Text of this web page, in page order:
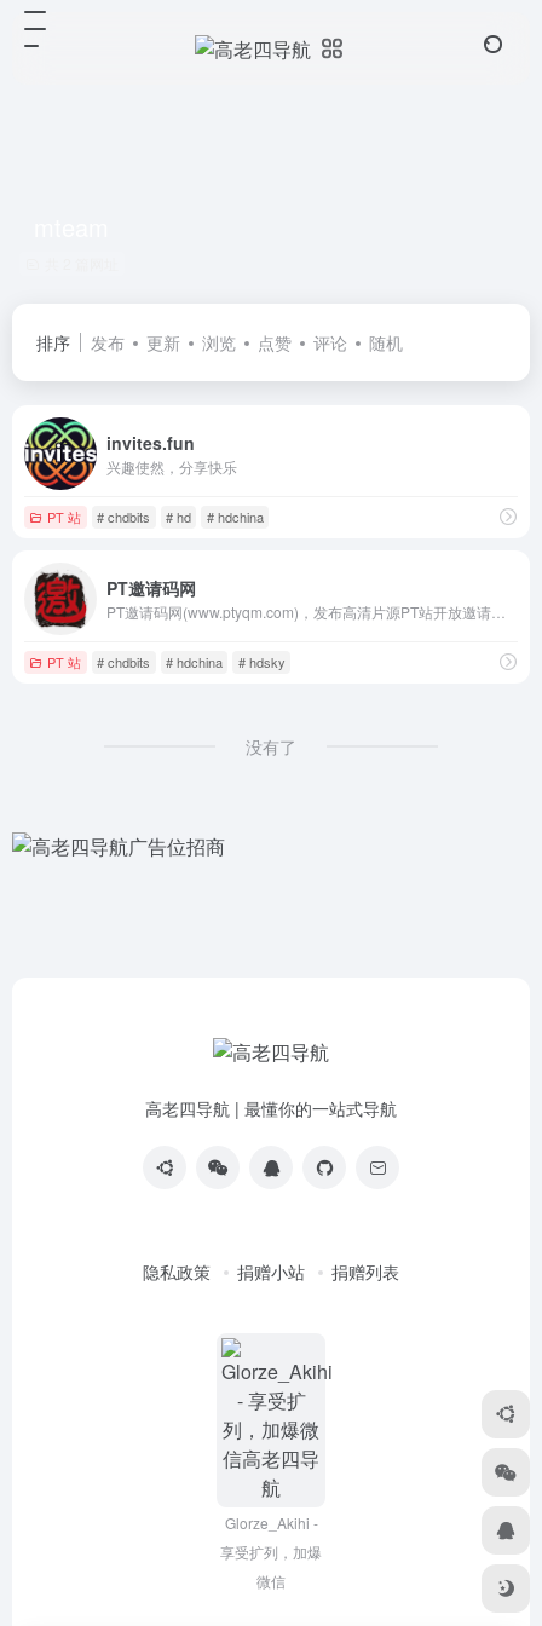
排序 发布 更新 浏览 点赞 评论 随机
invites.fun
兴趣使然，分享快乐
PT 站 # chdbits # hd # hdchina
PT邀请码网
PT 站 # chdbits # hdchina # hdsky
没有了
高老四导航 | 最懂你的一站式导航
隐私政策 捐赠小站 捐赠列表
Glorze_Akihi -
享受扩列，加爆
微信